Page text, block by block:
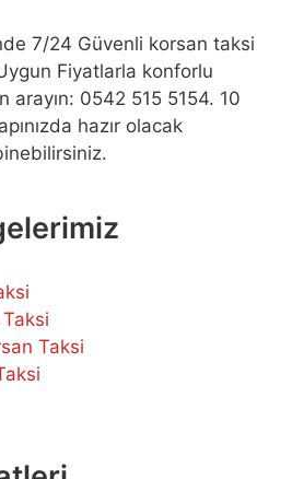
7/24 Güvenli korsan taksi
Fiyatlarla konforlu
arayın: 0542 515 5154. 10
hazır olacak
Taksi